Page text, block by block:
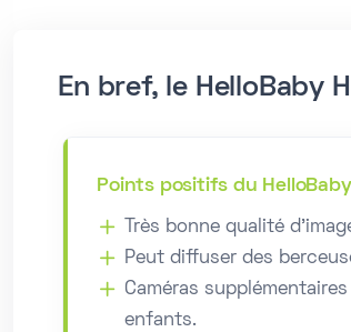
En bref, le HelloBaby
Points positifs du
Très bonne qualité
Peut diffuser des
Caméras
enfants.